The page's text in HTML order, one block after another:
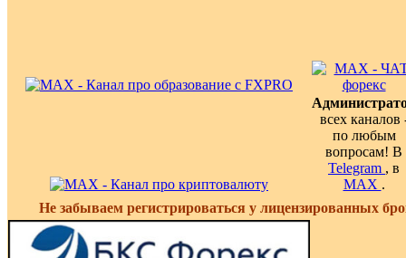
всех каналов
по любым
вопросам! В
Telegram , в
MAX .
Не забываем регистрироваться у лицензированных